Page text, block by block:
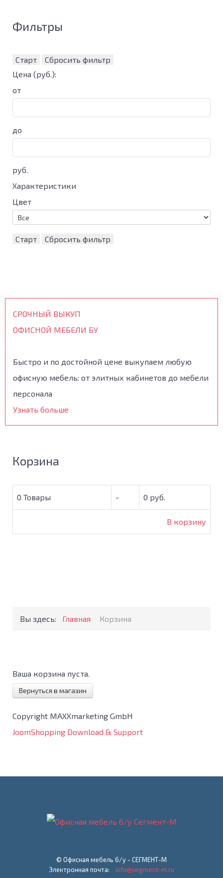
Фильтры
Старт
Сбросить фильтр
Цена (руб.):
от
до
руб.
Характеристики
Цвет
Старт Сбросить фильтр
СРОЧНЫЙ ВЫКУП
ОФИСНОЙ МЕБЕЛИ БУ
Быстро и по достойной цене выкупаем любую
офисную мебель: от элитных кабинетов до мебели
персонала
Узнать больше
Корзина
0 Товары - 0 руб.
В корзину
Вы здесь: Главная Корзина
Ваша корзина пуста.
Вернуться в магазин
Copyright MAXXmarketing GmbH
JoomShopping Download & Support
© Офисная мебель б/у - СЕГМЕНТ-М
Электронная почта: info@segment-m.ru